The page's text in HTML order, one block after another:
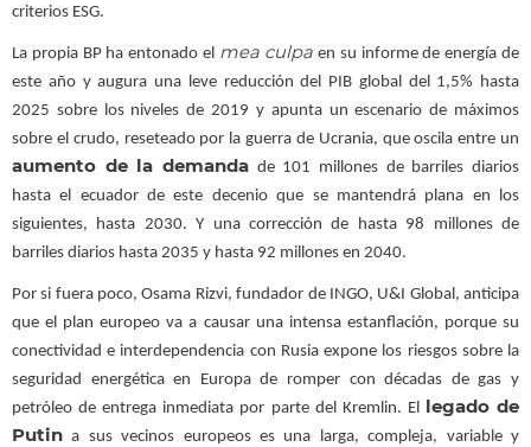
criterios ESG.
La propia BP ha entonado el mea culpa en su informe de energía de
este año y augura una leve reducción del PIB global del 1,5% hasta
2025 sobre los niveles de 2019 y apunta un escenario de máximos
sobre el crudo, reseteado por la guerra de Ucrania, que oscila entre un
aumento de la demanda de 101 millones de barriles diarios
hasta el ecuador de este decenio que se mantendrá plana en los
siguientes, hasta 2030. Y una corrección de hasta 98 millones de
barriles diarios hasta 2035 y hasta 92 millones en 2040.
Por si fuera poco, Osama Rizvi, fundador de INGO, U&I Global, anticipa
que el plan europeo va a causar una intensa estanflación, porque su
conectividad e interdependencia con Rusia expone los riesgos sobre la
seguridad energética en Europa de romper con décadas de gas y
petróleo de entrega inmediata por parte del Kremlin. El legado de
Putin a sus vecinos europeos es una larga, compleja, variable y